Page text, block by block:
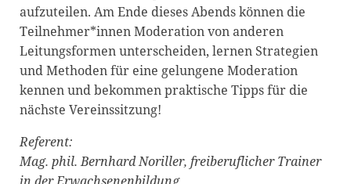
aufzuteilen. Am Ende dieses Abends können die
Teilnehmer*innen Moderation von anderen
Leitungsformen unterscheiden, lernen Strategien
und Methoden für eine gelungene Moderation
kennen und bekommen praktische Tipps für die
nächste Vereinssitzung!
Referent:
Mag. phil. Bernhard Noriller, freiberuflicher Trainer